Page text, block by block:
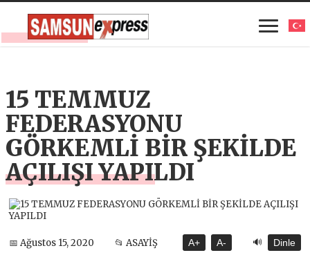
15 TEMMUZ
FEDERASYONU
GÖRKEMLİ BİR ŞEKİLDE
AÇILIŞI YAPILDI
📅 Ağustos 15, 2020 📂 ASAYİŞ A+ A- 🔊 Dinle